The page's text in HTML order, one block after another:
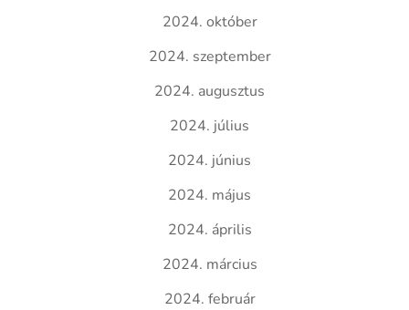
2024. október
2024. szeptember
2024. augusztus
2024. július
2024. június
2024. május
2024. április
2024. március
2024. február